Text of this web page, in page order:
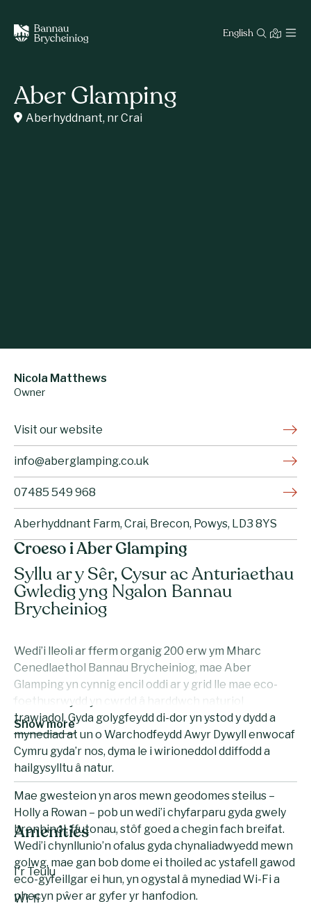
English
Aber Glamping
Aberhyddnant, nr Crai
Croeso i Aber Glamping
Syllu ar y Sêr, Cysur ac Anturiaethau
Gwledig yng Ngalon Bannau
Brycheiniog
Wedi’i lleoli ar fferm organig 200 erw ym Mharc
Cenedlaethol Bannau Brycheiniog, mae Aber
Glamping yn cynnig encil oddi ar y grid lle mae eco-
foethusrwydd yn cwrdd â harddwch naturiol
trawiadol. Gyda golygfeydd di-dor yn ystod y dydd a
mynediad at un o Warchodfeydd Awyr Dywyll enwocaf
Cymru gyda’r nos, dyma le i wirioneddol ddiffodd a
hailgysylltu â natur.
Mae gwesteion yn aros mewn geodomes steilus –
Holly a Rowan – pob un wedi’i chyfarparu gyda gwely
brenhinol, ffutonau, stôf goed a chegin fach breifat.
Wedi’i chynllunio’n ofalus gyda chynaliadwyedd mewn
golwg, mae gan bob dome ei thoiled ac ystafell gawod
eco-gyfeillgar ei hun, yn ogystal â mynediad Wi-Fi a
phecyn pŵer ar gyfer yr hanfodion.
Show more
Nicola Matthews
Owner
Visit our website
info@aberglamping.co.uk
07485 549 968
Aberhyddnant Farm, Crai, Brecon, Powys, LD3 8YS
Amenities
I'r Teulu
Wi-fi